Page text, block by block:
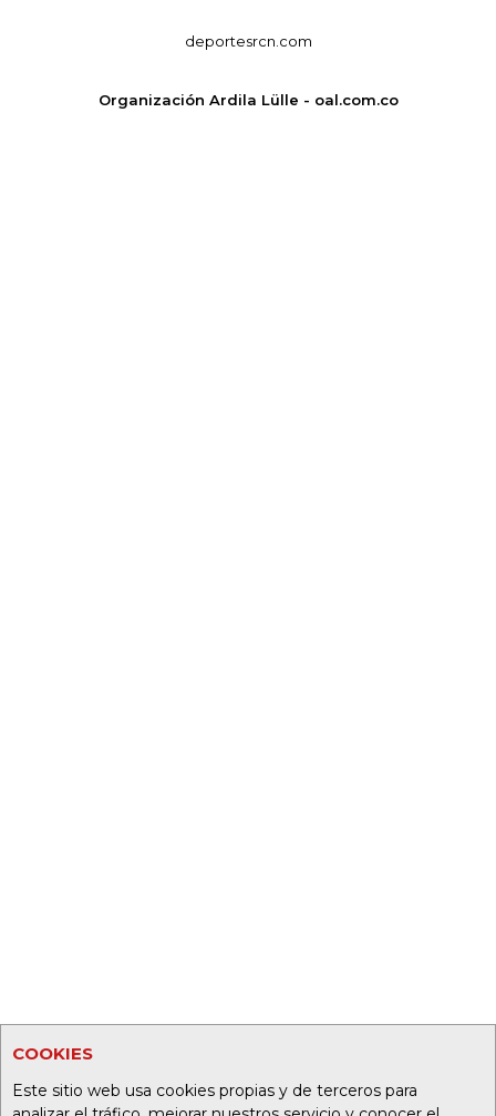
COOKIES
Este sitio web usa cookies propias y de terceros para
deportesrcn.com
Organización Ardila Lülle - oal.com.co